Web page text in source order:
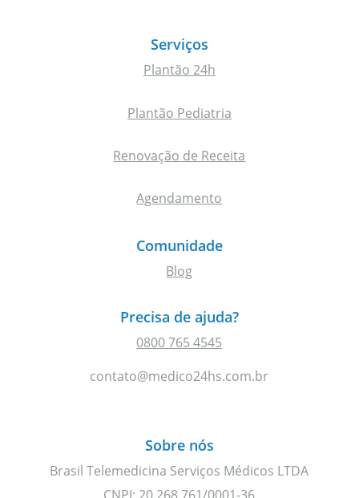
Serviços
Plantão 24h
Plantão Pediatria
Renovação de Receita
Agendamento
Comunidade
Blog
Precisa de ajuda?
0800 765 4545
contato@medico24hs.com.br
Sobre nós
Brasil Telemedicina Serviços Médicos LTDA